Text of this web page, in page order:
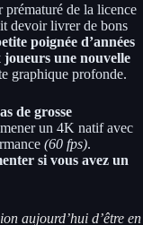
de la licence
devoir livrer de bons
poignée d’années
joueurs une nouvelle
graphique profonde.
de grosse
un 4K natif avec
(60 fps).
si vous avez un
aujourd’hui d’être en